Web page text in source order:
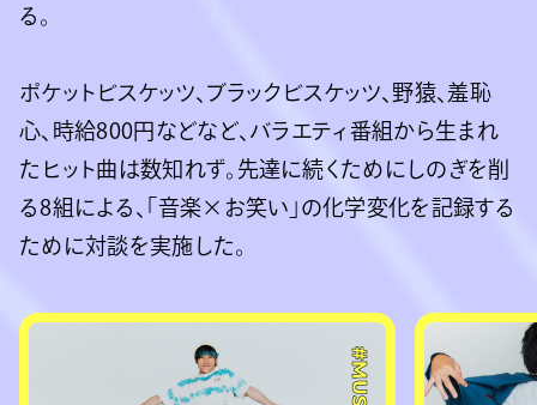
る。
ポケットビスケッツ、ブラックビスケッツ、野猿、羞恥
心、時給800円などなど、バラエティ番組から生まれ
たヒット曲は数知れず。先達に続くためにしのぎを削
る8組による、「音楽×お笑い」の化学変化を記録する
ために対談を実施した。